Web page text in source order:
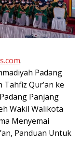
.
Padang
Qur’an ke
Panjang
Wakil Walikota
Menyemai
Panduan Untuk